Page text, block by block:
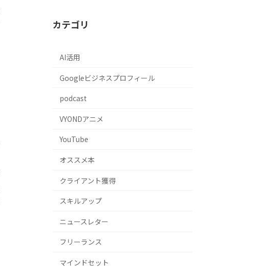
カテゴリ
AI活用
Googleビジネスプロフィール
podcast
VYONDアニメ
YouTube
オススメ本
クライアント獲得
スキルアップ
ニュースレター
フリーランス
マインドセット